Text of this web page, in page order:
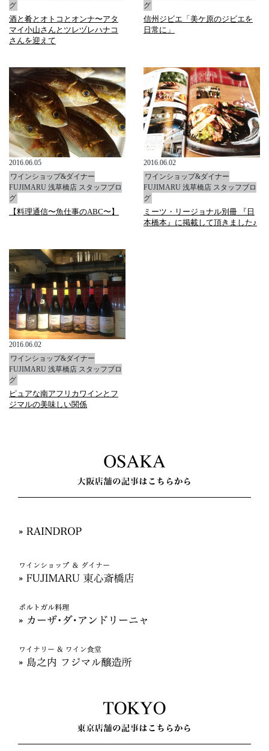
グ
酒と肴とオトコとオンナ〜アタ
マイ小山さんとツレヅレハナコ
さんを迎えて
グ
信州ジビエ「美ケ原のジビエを
日常に」
2016.06.05
ワインショップ&ダイナー
FUJIMARU 浅草橋店 スタッフブロ
グ
【料理通信〜魚仕事のABC〜】
2016.06.02
ワインショップ&ダイナー
FUJIMARU 浅草橋店 スタッフブロ
グ
ミーツ・リージョナル別冊 『日
本橋本』に掲載して頂きました♪
2016.06.02
ワインショップ&ダイナー
FUJIMARU 浅草橋店 スタッフブロ
グ
ピュアな南アフリカワインとフ
ジマルの美味しい関係